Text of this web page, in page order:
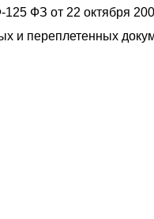
ФЗ от 22 октября
и переплетенных